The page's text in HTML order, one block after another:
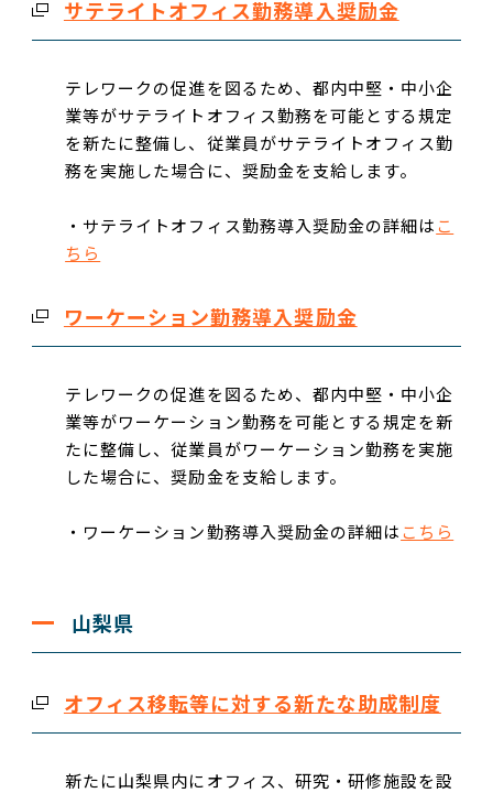
サテライトオフィス勤務導入奨励金
テレワークの促進を図るため、都内中堅・中小企
業等がサテライトオフィス勤務を可能とする規定
を新たに整備し、従業員がサテライトオフィス勤
務を実施した場合に、奨励金を支給します。
・サテライトオフィス勤務導入奨励金の詳細はこ
ちら
ワーケーション勤務導入奨励金
テレワークの促進を図るため、都内中堅・中小企
業等がワーケーション勤務を可能とする規定を新
たに整備し、従業員がワーケーション勤務を実施
した場合に、奨励金を支給します。
・ワーケーション勤務導入奨励金の詳細はこちら
山梨県
オフィス移転等に対する新たな助成制度
新たに山梨県内にオフィス、研究・研修施設を設